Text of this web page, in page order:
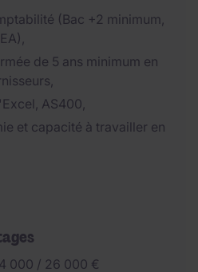
(Bac +2 minimum,
de 5 ans minimum en
AS400,
et capacité à travailler en
000 / 26 000 €